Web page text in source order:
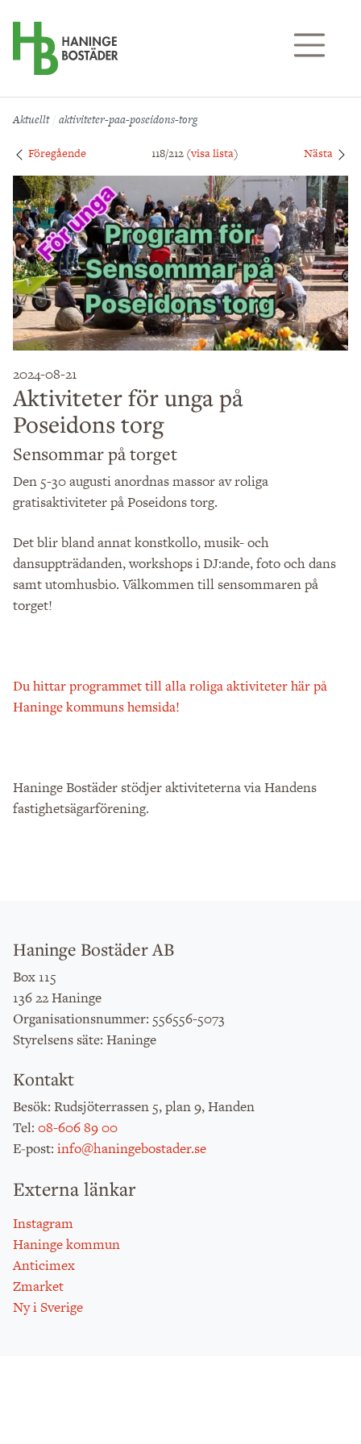
Aktuellt aktiviteter-paa-poseidons-torg
Föregående 118/212 (visa lista) Nästa
2024-08-21
Aktiviteter för unga på
Poseidons torg
Sensommar på torget
Den 5-30 augusti anordnas massor av roliga
gratisaktiviteter på Poseidons torg.
Det blir bland annat konstkollo, musik- och
dansuppträdanden, workshops i DJ:ande, foto och dans
samt utomhusbio. Välkommen till sensommaren på
torget!
Du hittar programmet till alla roliga aktiviteter här på
Haninge kommuns hemsida!
Haninge Bostäder stödjer aktiviteterna via Handens
fastighetsägarförening.
Haninge Bostäder AB
Box 115
136 22 Haninge
Organisationsnummer: 556556-5073
Styrelsens säte: Haninge
Kontakt
Besök: Rudsjöterrassen 5, plan 9, Handen
Tel: 08-606 89 00
E-post: info@haningebostader.se
Externa länkar
Instagram
Haninge kommun
Anticimex
Zmarket
Ny i Sverige